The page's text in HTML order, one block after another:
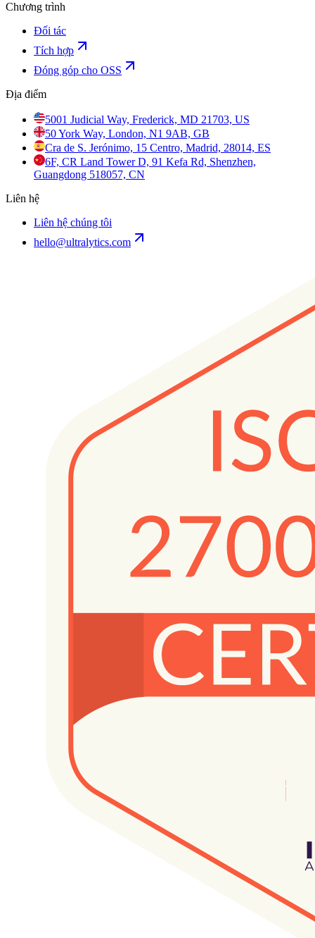
Chương trình
Đối tác
Tích hợp
Đóng góp cho OSS
Địa điểm
5001 Judicial Way, Frederick, MD 21703, US
50 York Way, London, N1 9AB, GB
Cra de S. Jerónimo, 15 Centro, Madrid, 28014, ES
6F, CR Land Tower D, 91 Kefa Rd, Shenzhen,
Guangdong 518057, CN
Liên hệ
Liên hệ chúng tôi
hello@ultralytics.com